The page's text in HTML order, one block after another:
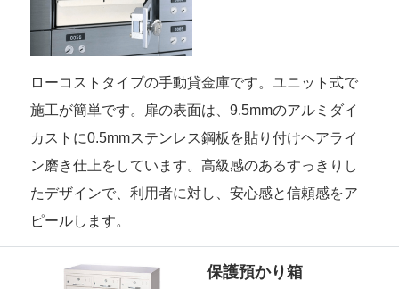
ローコストタイプの手動貸金庫です。ユニット式で
施工が簡単です。扉の表面は、9.5mmのアルミダイ
カストに0.5mmステンレス鋼板を貼り付けヘアライ
ン磨き仕上をしています。高級感のあるすっきりし
たデザインで、利用者に対し、安心感と信頼感をア
ピールします。
保護預かり箱